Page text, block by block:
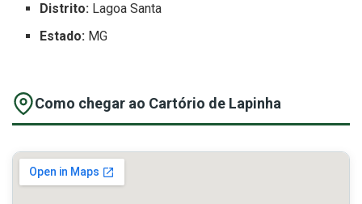
Distrito: Lagoa Santa
Estado: MG
Como chegar ao Cartório de Lapinha